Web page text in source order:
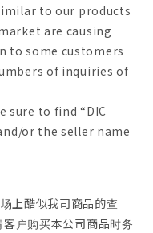
to our products
are causing
to some customers
of inquiries of
sure to find “DIC
or the seller name
上酷似我司商品的查
客户购买本公司商品时务